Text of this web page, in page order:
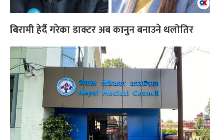
बिरामी हेर्दै गरेका डाक्टर अब कानुन बनाउने थलोतिर